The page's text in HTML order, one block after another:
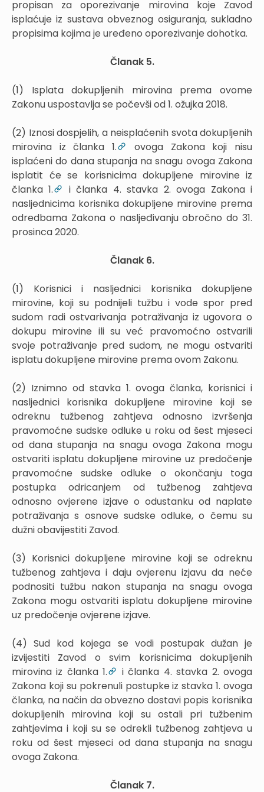
propisan za oporezivanje mirovina koje Zavod
isplaćuje iz sustava obveznog osiguranja, sukladno
propisima kojima je uređeno oporezivanje dohotka.
Članak 5.
(1) Isplata dokupljenih mirovina prema ovome
Zakonu uspostavlja se počevši od 1. ožujka 2018.
(2) Iznosi dospjelih, a neisplaćenih svota dokupljenih
mirovina iz članka 1.
ovoga Zakona koji nisu
isplaćeni do dana stupanja na snagu ovoga Zakona
isplatit će se korisnicima dokupljene mirovine iz
članka 1.
i članka 4. stavka 2. ovoga Zakona i
nasljednicima korisnika dokupljene mirovine prema
odredbama Zakona o nasljeđivanju obročno do 31.
prosinca 2020.
Članak 6.
(1) Korisnici i nasljednici korisnika dokupljene
mirovine, koji su podnijeli tužbu i vode spor pred
sudom radi ostvarivanja potraživanja iz ugovora o
dokupu mirovine ili su već pravomoćno ostvarili
svoje potraživanje pred sudom, ne mogu ostvariti
isplatu dokupljene mirovine prema ovom Zakonu.
(2) Iznimno od stavka 1. ovoga članka, korisnici i
nasljednici korisnika dokupljene mirovine koji se
odreknu tužbenog zahtjeva odnosno izvršenja
pravomoćne sudske odluke u roku od šest mjeseci
od dana stupanja na snagu ovoga Zakona mogu
ostvariti isplatu dokupljene mirovine uz predočenje
pravomoćne sudske odluke o okončanju toga
postupka odricanjem od tužbenog zahtjeva
odnosno ovjerene izjave o odustanku od naplate
potraživanja s osnove sudske odluke, o čemu su
dužni obavijestiti Zavod.
(3) Korisnici dokupljene mirovine koji se odreknu
tužbenog zahtjeva i daju ovjerenu izjavu da neće
podnositi tužbu nakon stupanja na snagu ovoga
Zakona mogu ostvariti isplatu dokupljene mirovine
uz predočenje ovjerene izjave.
(4) Sud kod kojega se vodi postupak dužan je
izvijestiti Zavod o svim korisnicima dokupljenih
mirovina iz članka 1.
i članka 4. stavka 2. ovoga
Zakona koji su pokrenuli postupke iz stavka 1. ovoga
članka, na način da obvezno dostavi popis korisnika
dokupljenih mirovina koji su ostali pri tužbenim
zahtjevima i koji su se odrekli tužbenog zahtjeva u
roku od šest mjeseci od dana stupanja na snagu
ovoga Zakona.
Članak 7.